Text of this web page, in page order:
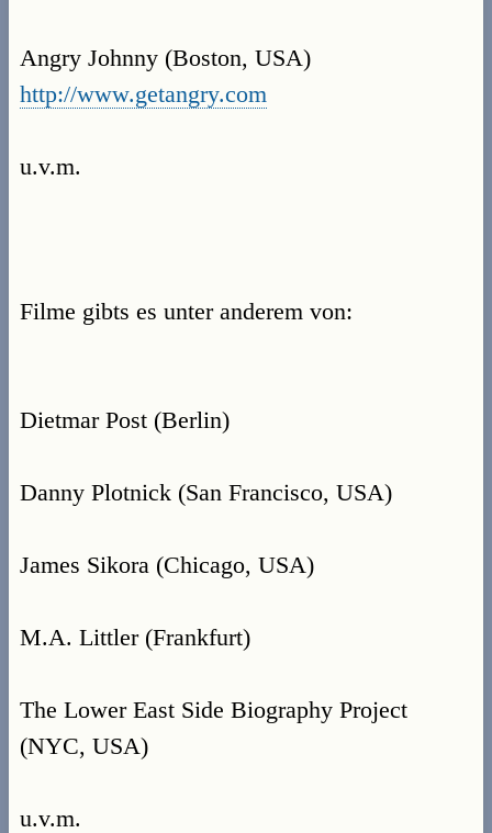
Angry Johnny (Boston, USA)
http://www.getangry.com
u.v.m.
Filme gibts es unter anderem von:
Dietmar Post (Berlin)
Danny Plotnick (San Francisco, USA)
James Sikora (Chicago, USA)
M.A. Littler (Frankfurt)
The Lower East Side Biography Project
(NYC, USA)
u.v.m.